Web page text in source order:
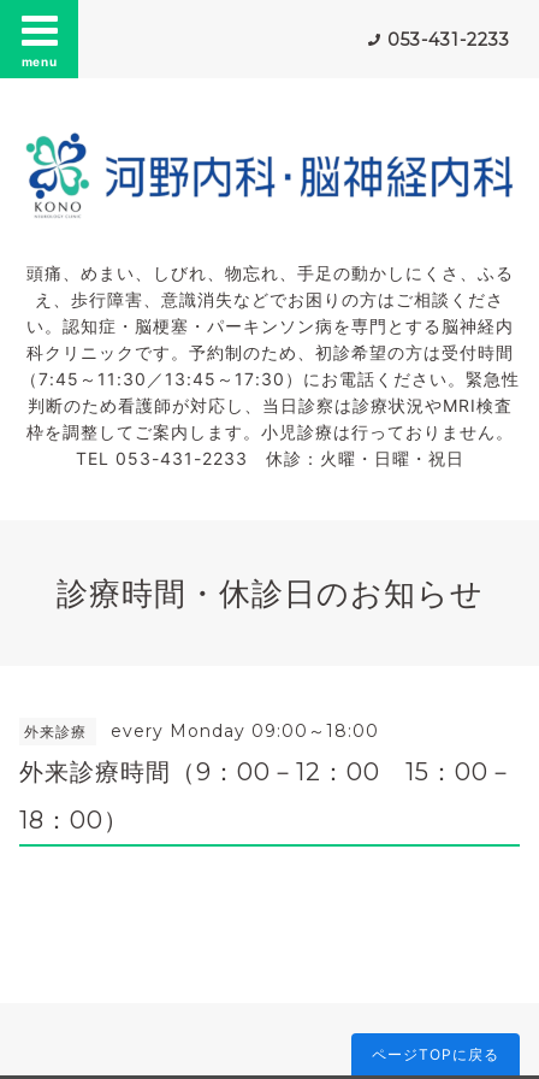
menu
053-431-2233
頭痛、めまい、しびれ、物忘れ、手足の動かしにくさ、ふる
え、歩行障害、意識消失などでお困りの方はご相談くださ
い。認知症・脳梗塞・パーキンソン病を専門とする脳神経内
科クリニックです。予約制のため、初診希望の方は受付時間
（7:45～11:30／13:45～17:30）にお電話ください。緊急性
判断のため看護師が対応し、当日診察は診療状況やMRI検査
枠を調整してご案内します。小児診療は行っておりません。
TEL 053-431-2233 休診：火曜・日曜・祝日
診療時間・休診日のお知らせ
外来診療 every Monday 09:00～18:00
外来診療時間（9：00－12：00 15：00－
18：00）
ページTOPに戻る